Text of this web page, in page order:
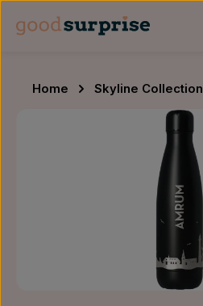
Zum Hauptinhalt springen
Home Skyline Collection